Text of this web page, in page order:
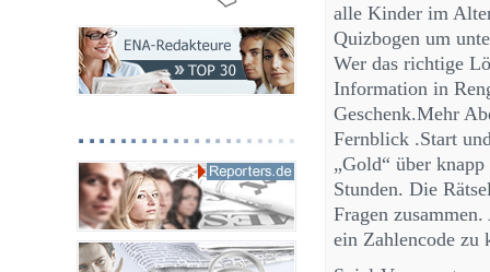
alle Kinder im
Quizbogen um
Wer das richtige
Information in
Geschenk.Mehr
Fernblick .Start
„Gold“ über
Stunden. Die
Fragen
ein Zahlencode zu